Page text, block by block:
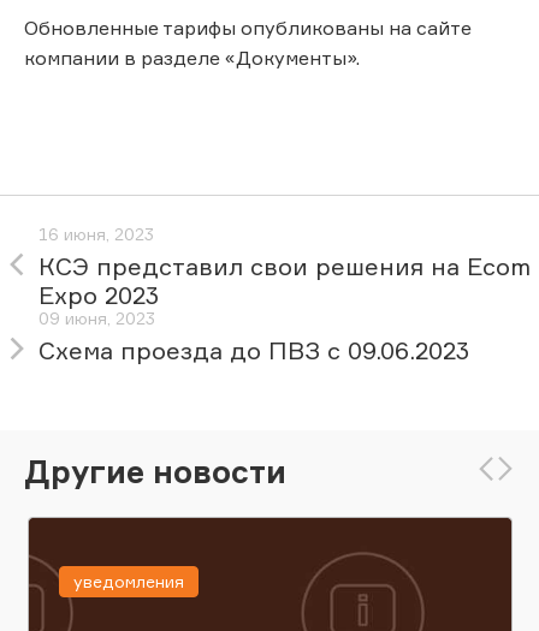
Обновленные тарифы опубликованы на сайте
компании в разделе «Документы».
16 июня, 2023
КСЭ представил свои решения на Ecom
Expo 2023
09 июня, 2023
Схема проезда до ПВЗ с 09.06.2023
Другие новости
уведомления